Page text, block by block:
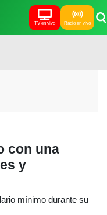
TV en vivo Radio en vivo
con una
y
mínimo durante su